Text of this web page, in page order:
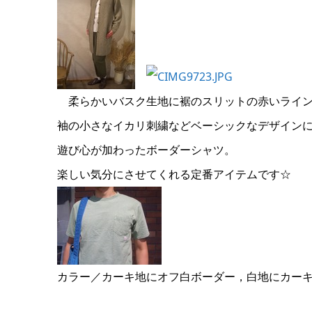
柔らかいバスク生地に裾のスリットの赤いライン
袖の小さなイカリ刺繍などベーシックなデザインに
遊び心が加わったボーダーシャツ。
楽しい気分にさせてくれる定番アイテムです☆
カラー／カーキ地にオフ白ボーダー，白地にカー